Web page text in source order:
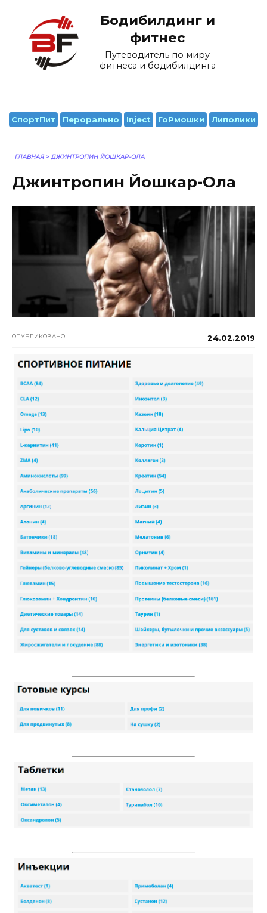
содержанию
Бодибилдинг и
фитнес
Путеводитель по миру
фитнеса и бодибилдинга
СпортПит Перорально Inject ГоРмошки Липолики
ГЛАВНАЯ > ДЖИНТРОПИН ЙОШКАР-ОЛА
Джинтропин Йошкар-Ола
ОПУБЛИКОВАНО 24.02.2019